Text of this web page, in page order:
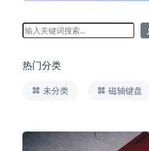
热门分类
未分类 磁轴键盘